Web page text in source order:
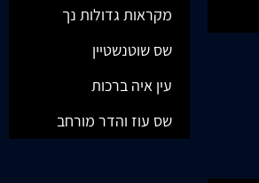
מקראות גדולות נך
שס שוטנשטיין
עין איה ברכות
שס עוז והדר מורחב